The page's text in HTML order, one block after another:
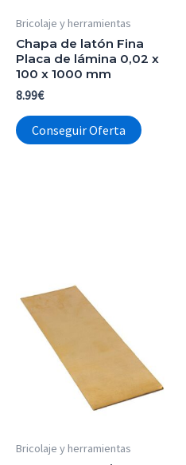
Bricolaje y herramientas
Chapa de latón Fina
Placa de lámina 0,02 x
100 x 1000 mm
8.99€
Conseguir Oferta
Bricolaje y herramientas